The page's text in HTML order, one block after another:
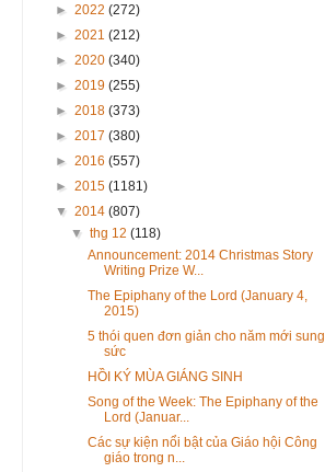
► 2022 (272)
► 2021 (212)
► 2020 (340)
► 2019 (255)
► 2018 (373)
► 2017 (380)
► 2016 (557)
► 2015 (1181)
▼ 2014 (807)
▼thg 12(118)
Announcement: 2014 Christmas Story
Writing Prize W...
The Epiphany of the Lord (January 4,
2015)
5 thói quen đơn giản cho năm mới sung
sức
HỒI KÝ MÙA GIÁNG SINH
Song of the Week: The Epiphany of the
Lord (Januar...
Các sự kiện nổi bật của Giáo hội Công
giáo trong n...